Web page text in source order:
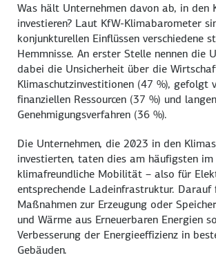
Was hält Unternehmen davon ab, in den
investieren? Laut KfW-Klimabarometer
konjunkturellen Einflüssen verschiedene
Hemmnisse. An erster Stelle nennen die
dabei die Unsicherheit über die
Klimaschutzinvestitionen (47 %), gefolgt
finanziellen Ressourcen (37 %) und
Genehmigungsverfahren (36 %).
Die Unternehmen, die 2023 in den
investierten, taten dies am häufigsten im
klimafreundliche Mobilität – also für
entsprechende Ladeinfrastruktur. Darauf
Maßnahmen zur Erzeugung oder
und Wärme aus Erneuerbaren Energien
Verbesserung der Energieeffizienz in
Gebäuden.